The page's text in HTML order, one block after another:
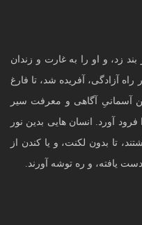
زد، و او را به غارت و زندان
راه آزادگی، آفریده شد، تا فارغ
آسمانیِ آگاهی و معرفت سیر
آورد. انسان هایی بدین نور
تا بدون لکنت، و یا کندن از
یافته، و ره توشه آورند.